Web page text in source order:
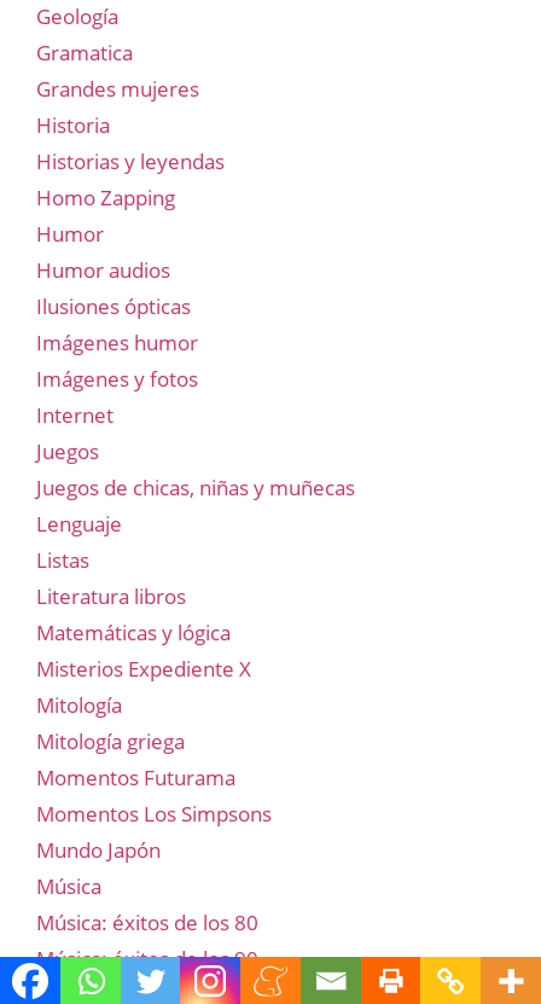
Geología
Gramatica
Grandes mujeres
Historia
Historias y leyendas
Homo Zapping
Humor
Humor audios
Ilusiones ópticas
Imágenes humor
Imágenes y fotos
Internet
Juegos
Juegos de chicas, niñas y muñecas
Lenguaje
Listas
Literatura libros
Matemáticas y lógica
Misterios Expediente X
Mitología
Mitología griega
Momentos Futurama
Momentos Los Simpsons
Mundo Japón
Música
Música: éxitos de los 80
Música: éxitos de los 90
Naturaleza y biología